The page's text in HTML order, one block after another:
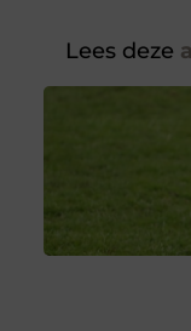
Lees deze